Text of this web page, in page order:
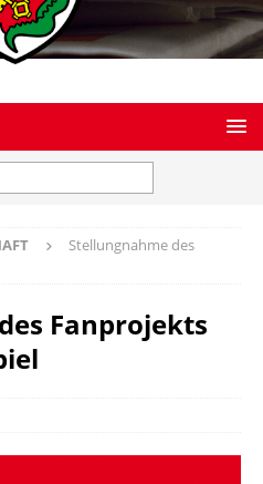
Stellungnahme des
Fanprojekts